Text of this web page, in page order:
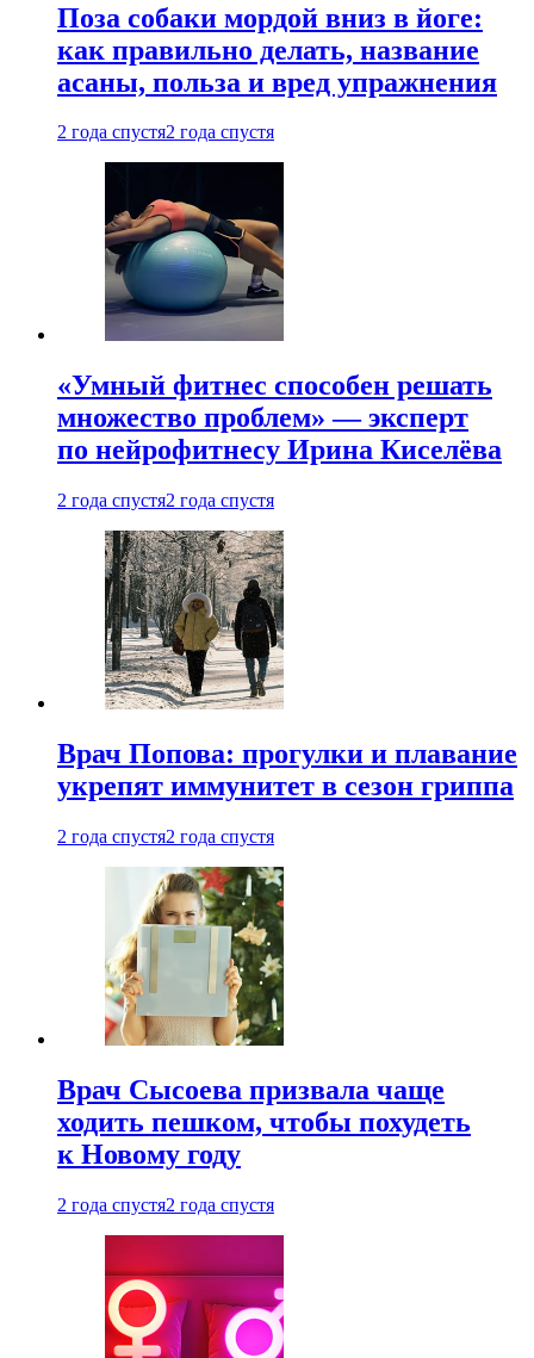
Поза собаки мордой вниз в йоге:
как правильно делать, название
асаны, польза и вред упражнения
2 года спустя2 года спустя
«Умный фитнес способен решать
множество проблем» — эксперт
по нейрофитнесу Ирина Киселёва
2 года спустя2 года спустя
Врач Попова: прогулки и плавание
укрепят иммунитет в сезон гриппа
2 года спустя2 года спустя
Врач Сысоева призвала чаще
ходить пешком, чтобы похудеть
к Новому году
2 года спустя2 года спустя